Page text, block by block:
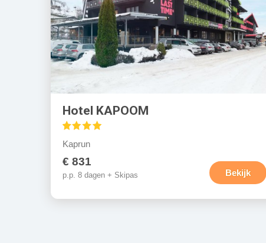
Hotel KAPOOM
Kaprun
€ 831
p.p. 8 dagen + Skipas Bekijk